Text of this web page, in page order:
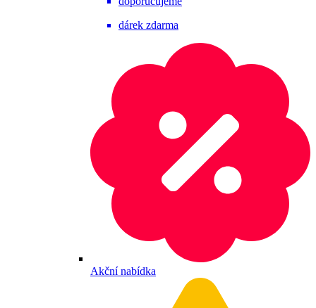
dárek zdarma
Akční nabídka